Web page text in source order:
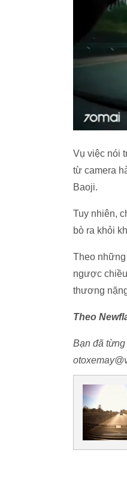
Vụ việc nói
từ camera
Baoji.
Tuy nhiên,
bò ra khỏi
Theo
ngược
thương
Theo
Bạn đã